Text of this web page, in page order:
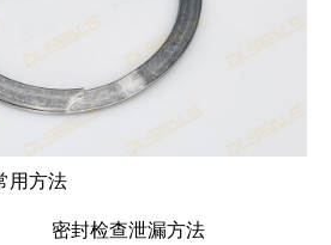
用方法
密封检查泄漏方法